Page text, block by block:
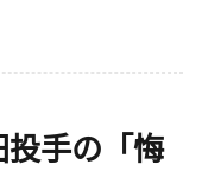
投手の「悔